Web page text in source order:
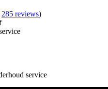
285 reviews)